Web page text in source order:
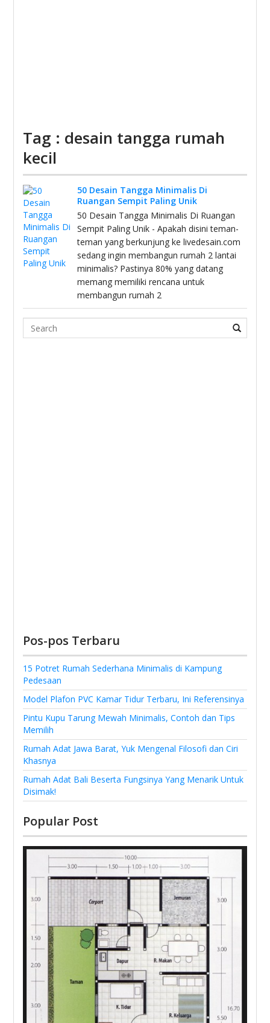
Tag : desain tangga rumah
kecil
50 Desain Tangga Minimalis Di
Ruangan Sempit Paling Unik
50 Desain Tangga Minimalis Di Ruangan
Sempit Paling Unik - Apakah disini teman-
teman yang berkunjung ke livedesain.com
sedang ingin membangun rumah 2 lantai
minimalis? Pastinya 80% yang datang
memang memiliki rencana untuk
membangun rumah 2
Search
Pos-pos Terbaru
15 Potret Rumah Sederhana Minimalis di Kampung
Pedesaan
Model Plafon PVC Kamar Tidur Terbaru, Ini Referensinya
Pintu Kupu Tarung Mewah Minimalis, Contoh dan Tips
Memilih
Rumah Adat Jawa Barat, Yuk Mengenal Filosofi dan Ciri
Khasnya
Rumah Adat Bali Beserta Fungsinya Yang Menarik Untuk
Disimak!
Popular Post